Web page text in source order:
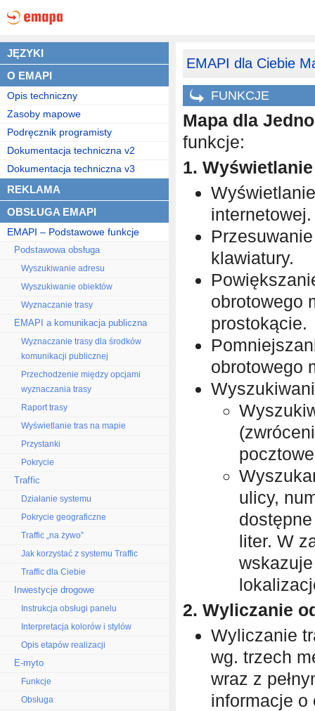
JĘZYKI
O EMAPI
Opis techniczny
Zasoby mapowe
Podręcznik programisty
Dokumentacja techniczna v2
Dokumentacja techniczna v3
REKLAMA
OBSŁUGA EMAPI
EMAPI – Podstawowe funkcje
Podstawowa obsługa
Wyszukiwanie adresu
Wyszukiwanie obiektów
Wyznaczanie trasy
EMAPI a komunikacja publiczna
Wyznaczanie trasy dla środków
komunikacji publicznej
Przechodzenie między opcjami
wyznaczania trasy
Raport trasy
Wyświetlanie tras na mapie
Przystanki
Pokrycie
Traffic
Działanie systemu
Pokrycie geograficzne
Traffic „na żywo”
Jak korzystać z systemu Traffic
Traffic dla Ciebie
Inwestycje drogowe
Instrukcja obsługi panelu
Interpretacja kolorów i stylów
Opis etapów realizacji
E-myto
Funkcje
Obsługa
EMAPI dla Ciebie
FUNKCJE
Mapa dla
funkcje:
1.
internetowej.
klawiatury.
obrotowego
prostokącie.
obrotowego
ulicy,
liter. W
2. Wyliczanie
Wyliczanie
wg. trzech
wraz z
informacje o